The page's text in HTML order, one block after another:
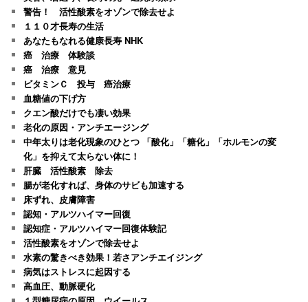
警告！ 活性酸素をオゾンで除去せよ
１１０才長寿の生活
あなたもなれる健康長寿 NHK
癌 治療 体験談
癌 治療 意見
ビタミンＣ 投与 癌治療
血糖値の下げ方
クエン酸だけでも凄い効果
老化の原因・アンチエージング
中年太りは老化現象のひとつ 「酸化」「糖化」「ホルモンの変
化」を抑えて太らない体に！
肝臓 活性酸素 除去
腸が老化すれば、身体のサビも加速する
床ずれ、皮膚障害
認知・アルツハイマー回復
認知症・アルツハイマー回復体験記
活性酸素をオゾンで除去せよ
水素の驚きべき効果！若さアンチエイジング
病気はストレスに起因する
高血圧、動脈硬化